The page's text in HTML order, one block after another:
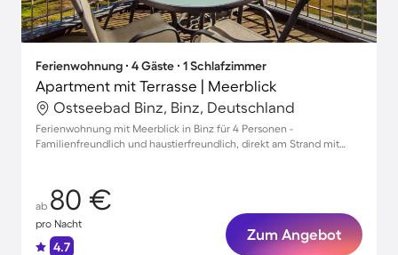
Ferienwohnung ∙ 4 Gäste ∙ 1 Schlafzimmer
Apartment mit Terrasse | Meerblick
Ostseebad Binz, Binz, Deutschland
Ferienwohnung mit Meerblick in Binz für 4 Personen -
Familienfreundlich und haustierfreundlich, direkt am Strand mit
ab 80 €
pro Nacht
4.7
Zum Angebot